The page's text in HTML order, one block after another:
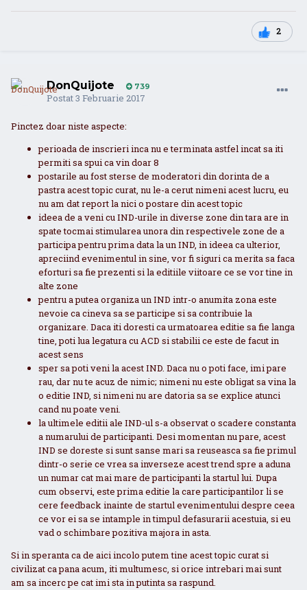
2
DonQuijote 739
Postat3 Februarie 2017
Pinctez doar niste aspecte:
perioada de inscrieri inca nu e terminata astfel incat sa iti
permiti sa spui ca vin doar 8
postarile au fost sterse de moderatori din dorinta de a
pastra acest topic curat, nu le-a cerut nimeni acest lucru, eu
nu am dat report la nici o postare din acest topic
ideea de a veni cu IND-urile in diverse zone din tara are in
spate tocmai stimularea unora din respectivele zone de a
participa pentru prima data la un IND, in ideea ca ulterior,
apreciind evenimentul in sine, vor fi siguri ca merita sa faca
eforturi sa fie prezenti si la editiile viitoare ce se vor tine in
alte zone
pentru a putea organiza un IND intr-o anumita zona este
nevoie ca cineva sa se participe si sa contribuie la
organizare. Daca iti doresti ca urmatoarea editie sa fie langa
tine, poti lua legatura cu ACD si stabilii ce este de facut in
acest sens
sper sa poti veni la acest IND. Daca nu o poti face, imi pare
rau, dar nu te acuz de nimic; nimeni nu este obligat sa vina la
o editie IND, si nimeni nu are datoria sa se explice atunci
cand nu poate veni.
la ultimele editii ale IND-ul s-a observat o scadere constanta
a numarului de participanti. Desi momentan nu pare, acest
IND se doreste si sunt sanse mari sa reuseasca sa fie primul
dintr-o serie ce vrea sa inverseze acest trend spre a aduna
un numar cat mai mare de participanti la startul lui. Dupa
cum observi, este prima editie la care participantilor li se
cere feedback inainte de startul evenimentului despre ceea
ce vor ei sa se intample in timpul defasurarii acestuia, si eu
vad o schimbare pozitiva majora in asta.
Si in speranta ca de aici incolo putem tine acest topic curat si
civilizat ca pana acum, iti multumesc, si orice intrebari mai sunt
am sa incerc pe cat imi sta in putinta sa raspund.